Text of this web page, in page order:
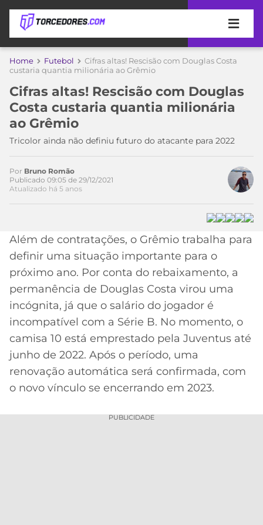
APOSTAS
DE
APOSTA
MELHORES
SITES
DE
APOSTAS
2026
PROMOCIONAL
BETBOOM
CÓDIGO
DE
INDICAÇÃO
BET365
CÓDIGO
BETANO
APPS
COPA
DO
MUNDO
TIMES
MEU
PALMEIRAS
CORINTHIANS
SÃO
PAULO
SANTOS
FLAMENGO
CAMPEONATOS
BRASILEIRÃO
A
LIBERTADORES
COPA
DO
BRASIL
PREMIER
MÍDIA
ESPORTIVA
MERCADO
DA
BOLA
PALPITES
Home Futebol
Cifras altas! Rescisão com Douglas Costa
custaria quantia milionária ao Grêmio
Cifras altas! Rescisão com Douglas
Costa custaria quantia milionária
ao Grêmio
Tricolor ainda não definiu futuro do atacante para 2022
Por Bruno Romão
Publicado 09:05 de 29/12/2021
Atualizado há 5 anos
Além de contratações, o Grêmio trabalha para
definir uma situação importante para o
próximo ano. Por conta do rebaixamento, a
permanência de Douglas Costa virou uma
incógnita, já que o salário do jogador é
incompatível com a Série B. No momento, o
camisa 10 está emprestado pela Juventus até
junho de 2022. Após o período, uma
renovação automática será confirmada, com
o novo vínculo se encerrando em 2023.
PUBLICIDADE